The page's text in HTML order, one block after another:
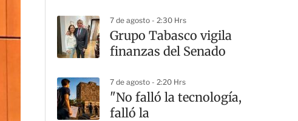
7 de agosto - 2:30 Hrs
Grupo Tabasco vigila
finanzas del Senado
7 de agosto - 2:20 Hrs
"No falló la tecnología,
falló la